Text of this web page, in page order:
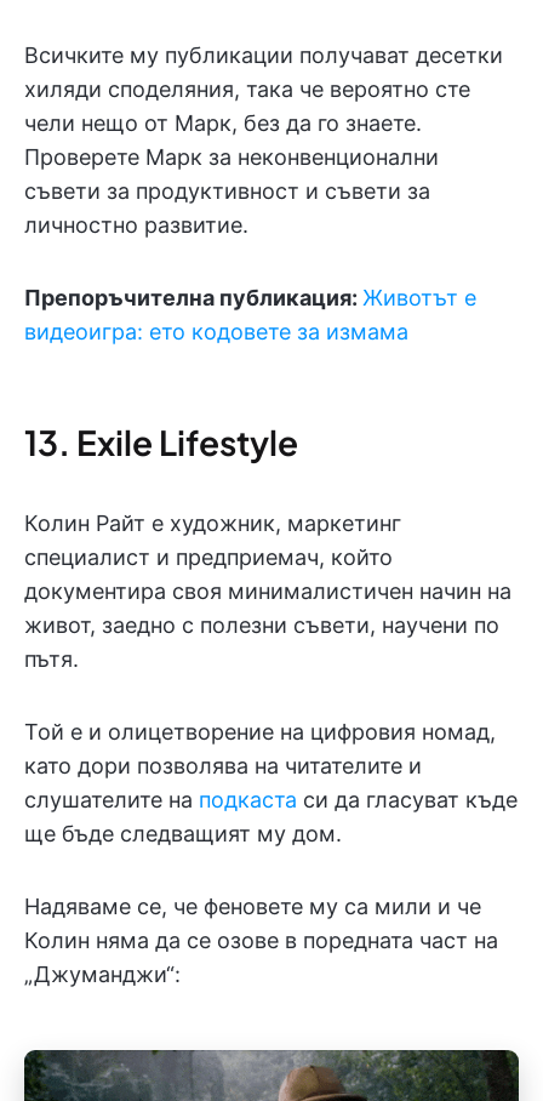
Всичките му публикации получават десетки
хиляди споделяния, така че вероятно сте
чели нещо от Марк, без да го знаете.
Проверете Марк за неконвенционални
съвети за продуктивност и съвети за
личностно развитие.
Препоръчителна публикация: Животът е
видеоигра: ето кодовете за измама
13. Exile Lifestyle
Колин Райт е художник, маркетинг
специалист и предприемач, който
документира своя минималистичен начин на
живот, заедно с полезни съвети, научени по
пътя.
Той е и олицетворение на цифровия номад,
като дори позволява на читателите и
слушателите на подкаста си да гласуват къде
ще бъде следващият му дом.
Надяваме се, че феновете му са мили и че
Колин няма да се озове в поредната част на
„Джуманджи“: